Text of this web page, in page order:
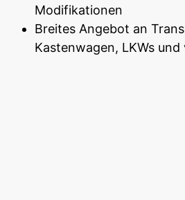
Modifikationen
Breites Angebot an
Kastenwagen, LKWs und